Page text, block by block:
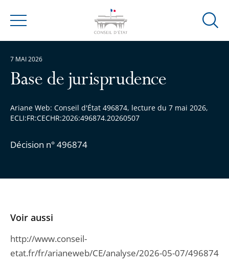
Menu
Ouvrir
Base de jurisprudence
Ariane Web: Conseil d'État 496874, lecture du 7 mai 2026,
ECLI:FR:CECHR:2026:496874.20260507
Décision n° 496874
7 MAI 2026
Voir aussi
http://www.conseil-
etat.fr/fr/arianeweb/CE/analyse/2026-05-07/496874